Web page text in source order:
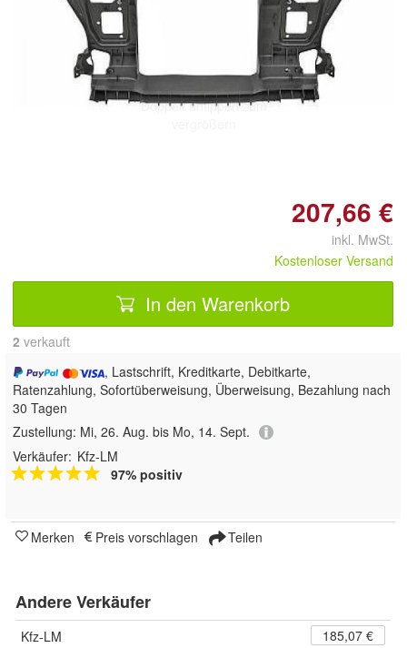
Doppelt antippen zum
207,66 €
inkl. MwSt.
Kostenloser Versand
In den Warenkorb
2 verkauft
, Lastschrift, Kreditkarte, Debitkarte,
Ratenzahlung, Sofortüberweisung, Überweisung, Bezahlung nach
30 Tagen
Zustellung: Mi, 26. Aug. bis Mo, 14. Sept.
Verkäufer: Kfz-LM
97% positiv
Merken Preis vorschlagen Teilen
Andere Verkäufer
Kfz-LM
185,07 €